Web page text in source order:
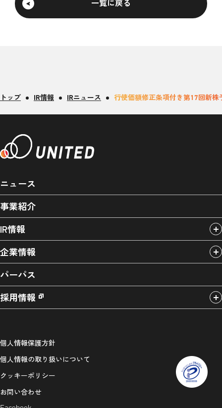
一覧に戻る
トップ IR情報 IRニュース 行使価額修正条項付き第17回新
ニュース
事業紹介
IR情報
企業情報
パーパス
採用情報
個人情報保護方針
個人情報の取り扱いについて
クッキーポリシー
お問い合わせ